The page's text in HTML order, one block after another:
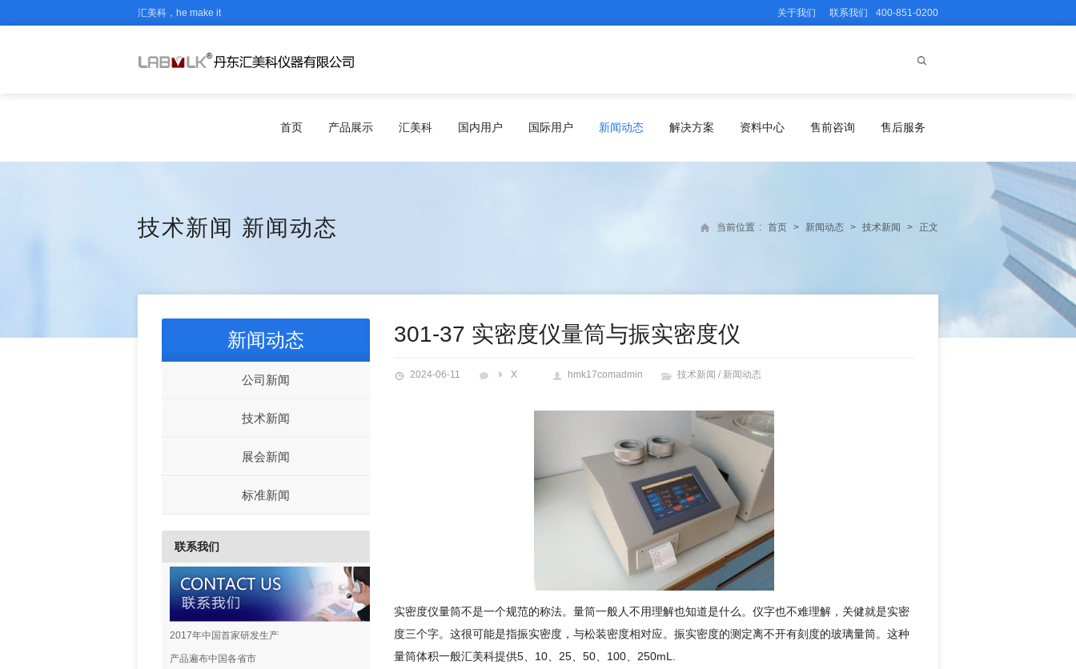
汇美科，he make it 关于我们 联系我们 400-851-0200
首页 产品展示 汇美科 国内用户 国际用户 新闻动态 解决方案 资料中心 售前咨询 售后服务
技术新闻 新闻动态 当前位置 : 首页 > 新闻动态 > 技术新闻 > 正文
301-37 实密度仪量筒与振实密度仪
2024-06-11 X hmk17comadmin 技术新闻 / 新闻动态
实密度仪量筒不是一个规范的称法。量筒一般人不用理解也知道是什么。仪字也不难理解，关健就是实密
度三个字。这很可能是指振实密度，与松装密度相对应。振实密度的测定离不开有刻度的玻璃量筒。这种
量筒体积一般汇美科提供5、10、25、50、100、250mL.
新闻动态
公司新闻
技术新闻
展会新闻
标准新闻
联系我们
2017年中国首家研发生产
产品遍布中国各省市